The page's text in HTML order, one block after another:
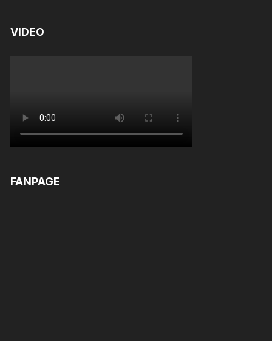
VIDEO
FANPAGE